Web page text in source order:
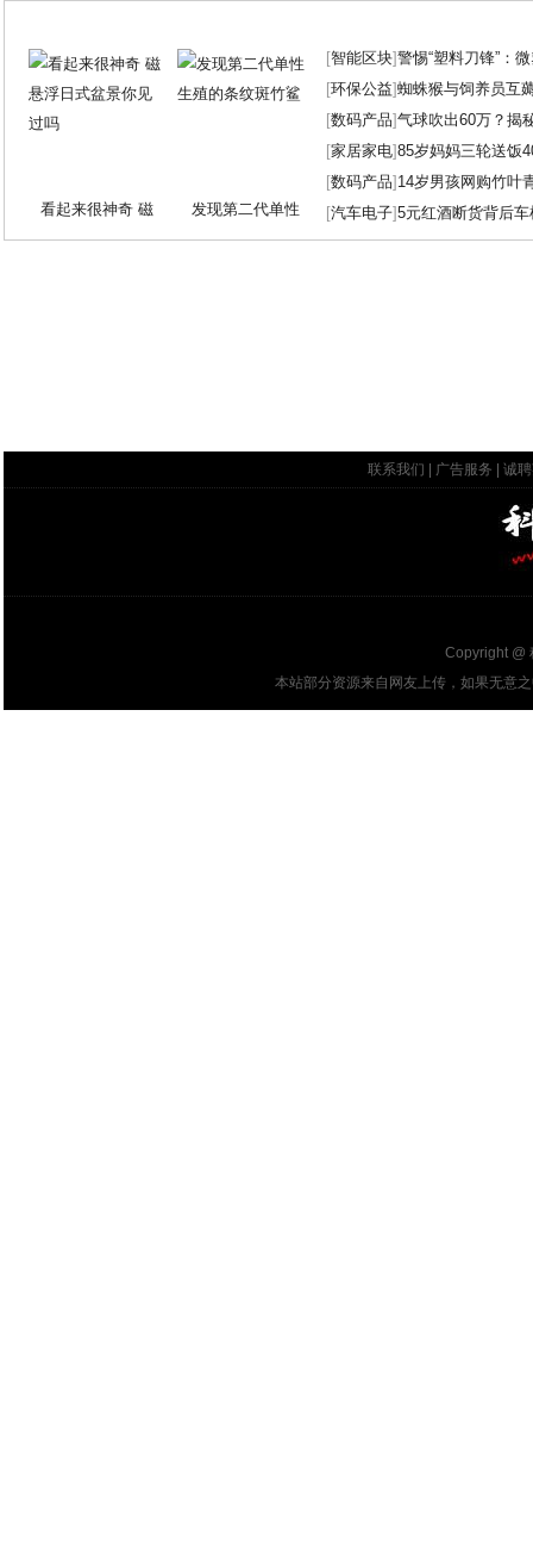
看起来很神奇 磁 发现第二代单性
[智能区块]警惕“塑料刀锋”：
[环保公益]蜘蛛猴与饲养员互
[数码产品]气球吹出60万？揭
[家居家电]85岁妈妈三轮送饭
[数码产品] 14岁男孩网购竹叶
[汽车电子]5元红酒断货背后
联系我们 广告服务 诚
Copyright @
本站部分资源来自网友上传，如果无意